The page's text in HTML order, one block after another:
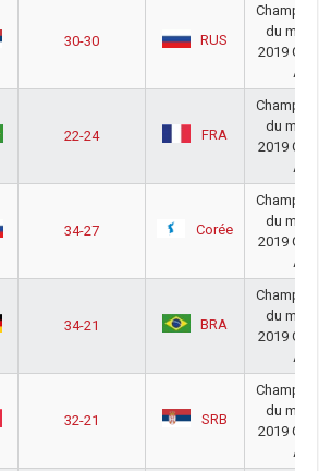
30-30 RUS
du
2019
A
22-24 FRA
du
2019
A
34-27 Corée
du
2019
A
34-21 BRA
du
2019
A
32-21 SRB
du
2019
A